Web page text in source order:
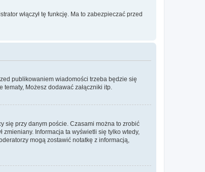
włączył tę funkcję. Ma to zabezpieczać przed
publikowaniem wiadomości trzeba będzie się
Możesz dodawać załączniki itp.
się przy danym poście. Czasami można to zrobić
Informacja ta wyświetli się tylko wtedy,
mogą zostawić notatkę z informacją,